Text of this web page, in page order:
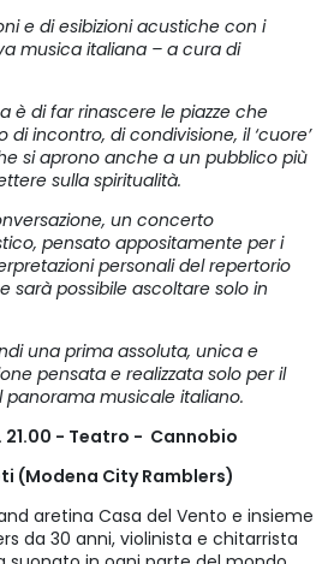
e di esibizioni acustiche con i
musica italiana – a cura di
è di far rinascere le piazze che
incontro, di condivisione, il ‘cuore’
si aprono anche a un pubblico più
sulla spiritualità.
un concerto
pensato appositamente per i
personali del repertorio
sarà possibile ascoltare solo in
una prima assoluta, unica e
pensata e realizzata solo per il
musicale italiano.
- Teatro - Cannobio
(Modena City Ramblers)
aretina Casa del Vento e insieme
da 30 anni, violinista e chitarrista